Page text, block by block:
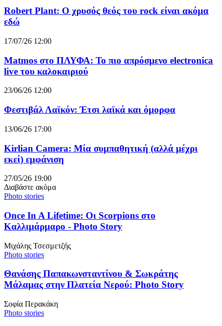
Robert Plant: Ο χρυσός θεός του rock είναι ακόμα
εδώ
17/07/26 12:00
Matmos στο ΠΛΥΦΑ: Το πιο απρόσμενο electronica
live του καλοκαιριού
23/06/26 12:00
Φεστιβάλ Λαϊκόν: Έτσι λαϊκά και όμορφα
13/06/26 17:00
Kirlian Camera: Μία συμπαθητική (αλλά μέχρι
εκεί) εμφάνιση
27/05/26 19:00
Διαβάστε ακόμα
Photo stories
Once In A Lifetime: Οι Scorpions στο
Καλλιμάρμαρο - Photo Story
Μιχάλης Τσεσμετζής
Photo stories
Θανάσης Παπακωνσταντίνου & Σωκράτης
Μάλαμας στην Πλατεία Νερού: Photo Story
Σοφία Περακάκη
Photo stories